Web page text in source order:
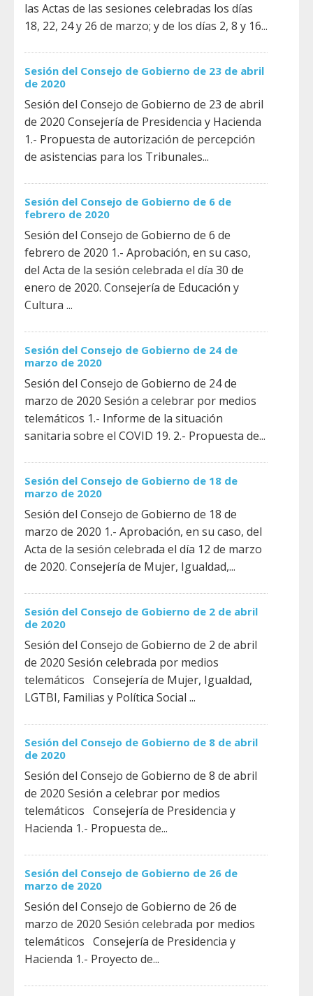
las Actas de las sesiones celebradas los días
18, 22, 24 y 26 de marzo; y de los días 2, 8 y 16...
Sesión del Consejo de Gobierno de 23 de abril
de 2020
Sesión del Consejo de Gobierno de 23 de abril
de 2020 Consejería de Presidencia y Hacienda
1.- Propuesta de autorización de percepción
de asistencias para los Tribunales...
Sesión del Consejo de Gobierno de 6 de
febrero de 2020
Sesión del Consejo de Gobierno de 6 de
febrero de 2020 1.- Aprobación, en su caso,
del Acta de la sesión celebrada el día 30 de
enero de 2020. Consejería de Educación y
Cultura ...
Sesión del Consejo de Gobierno de 24 de
marzo de 2020
Sesión del Consejo de Gobierno de 24 de
marzo de 2020 Sesión a celebrar por medios
telemáticos 1.- Informe de la situación
sanitaria sobre el COVID 19. 2.- Propuesta de...
Sesión del Consejo de Gobierno de 18 de
marzo de 2020
Sesión del Consejo de Gobierno de 18 de
marzo de 2020 1.- Aprobación, en su caso, del
Acta de la sesión celebrada el día 12 de marzo
de 2020. Consejería de Mujer, Igualdad,...
Sesión del Consejo de Gobierno de 2 de abril
de 2020
Sesión del Consejo de Gobierno de 2 de abril
de 2020 Sesión celebrada por medios
telemáticos Consejería de Mujer, Igualdad,
LGTBI, Familias y Política Social ...
Sesión del Consejo de Gobierno de 8 de abril
de 2020
Sesión del Consejo de Gobierno de 8 de abril
de 2020 Sesión a celebrar por medios
telemáticos Consejería de Presidencia y
Hacienda 1.- Propuesta de...
Sesión del Consejo de Gobierno de 26 de
marzo de 2020
Sesión del Consejo de Gobierno de 26 de
marzo de 2020 Sesión celebrada por medios
telemáticos Consejería de Presidencia y
Hacienda 1.- Proyecto de...